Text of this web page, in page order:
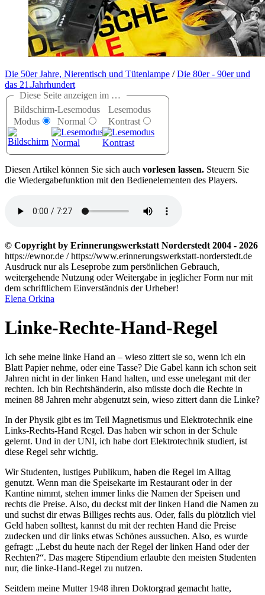
Die 50er Jahre, Nierentisch und Tütenlampe /Die 80er - 90er und
das 21.Jahrhundert
Diese Seite anzeigen im …
Bildschirm-
Modus
Lesemodus
Normal
Lesemodus
Kontrast
Diesen Artikel können Sie sich auch vorlesen lassen. Steuern Sie
die Wiedergabefunktion mit den Bedienelementen des Players.
© Copyright by Erinnerungswerkstatt Norderstedt 2004 - 2026
https://ewnor.de / https://www.erinnerungswerkstatt-norderstedt.de
Ausdruck nur als Leseprobe zum persönlichen Gebrauch,
weitergehende Nutzung oder Weitergabe in jeglicher Form nur mit
dem schriftlichem Einverständnis der Urheber!
Elena Orkina
Linke-Rechte-Hand-Regel
Ich sehe meine linke Hand an – wieso zittert sie so, wenn ich ein
Blatt Papier nehme, oder eine Tasse? Die Gabel kann ich schon seit
Jahren nicht in der linken Hand halten, und esse unelegant mit der
rechten. Ich bin Rechtshänderin, also müsste doch die Rechte in
meinen 88 Jahren mehr abgenutzt sein, wieso zittert dann die Linke?
In der Physik gibt es im Teil Magnetismus und Elektrotechnik eine
Links-Rechts-Hand Regel. Das haben wir schon in der Schule
gelernt. Und in der UNI, ich habe dort Elektrotechnik studiert, ist
diese Regel sehr wichtig.
Wir Studenten, lustiges Publikum, haben die Regel im Alltag
genutzt. Wenn man die Speisekarte im Restaurant oder in der
Kantine nimmt, stehen immer links die Namen der Speisen und
rechts die Preise. Also, du deckst mit der linken Hand die Namen zu
und suchst dir etwas Billiges rechts aus. Oder, falls du plötzlich viel
Geld haben solltest, kannst du mit der rechten Hand die Preise
zudecken und dir links etwas Schönes aussuchen. Also, es wurde
gefragt:
Lebst du heute nach der Regel der linken Hand oder der
Rechten? . Das magere Stipendium erlaubte den meisten Studenten
nur, die linke-Hand-Regel zu nutzen.
Seitdem meine Mutter 1948 ihren Doktorgrad gemacht hatte,